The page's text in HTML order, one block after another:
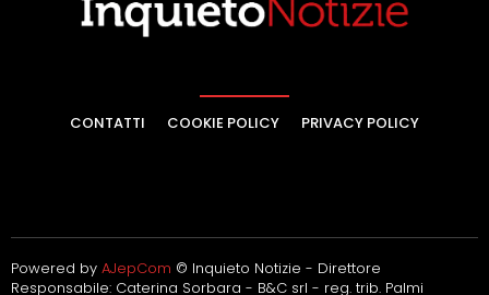
CONTATTI COOKIE POLICY PRIVACY POLICY
Powered by AJepCom © Inquieto Notizie - Direttore
Responsabile: Caterina Sorbara - B&C srl - reg. trib. Palmi